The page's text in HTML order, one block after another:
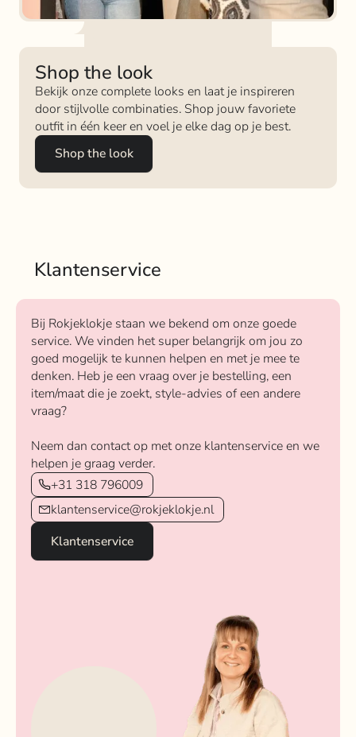
Shop the look
Bekijk onze complete looks en laat je inspireren
door stijlvolle combinaties. Shop jouw favoriete
outfit in één keer en voel je elke dag op je best.
Shop the look
Klantenservice
Bij Rokjeklokje staan we bekend om onze goede
service. We vinden het super belangrijk om jou zo
goed mogelijk te kunnen helpen en met je mee te
denken. Heb je een vraag over je bestelling, een
item/maat die je zoekt, style-advies of een andere
vraag?
Neem dan contact op met onze klantenservice en we
helpen je graag verder.
+31 318 796009
klantenservice@rokjeklokje.nl
Klantenservice